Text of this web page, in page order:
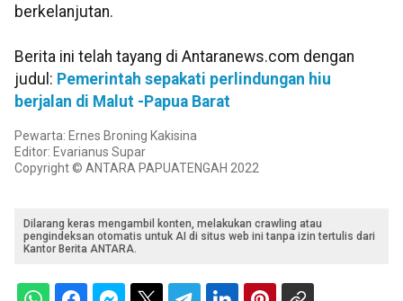
berkelanjutan.
Berita ini telah tayang di Antaranews.com dengan
judul: Pemerintah sepakati perlindungan hiu
berjalan di Malut -Papua Barat
Pewarta: Ernes Broning Kakisina
Editor: Evarianus Supar
Copyright © ANTARA PAPUATENGAH 2022
Dilarang keras mengambil konten, melakukan crawling atau
pengindeksan otomatis untuk AI di situs web ini tanpa izin tertulis dari
Kantor Berita ANTARA.